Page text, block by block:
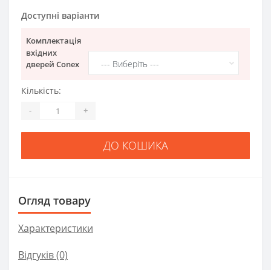
Доступні варіанти
Комплектація
вхідних
дверей Conex
Кількість:
- +
ДО КОШИКА
Огляд товару
Характеристики
Відгуків (0)